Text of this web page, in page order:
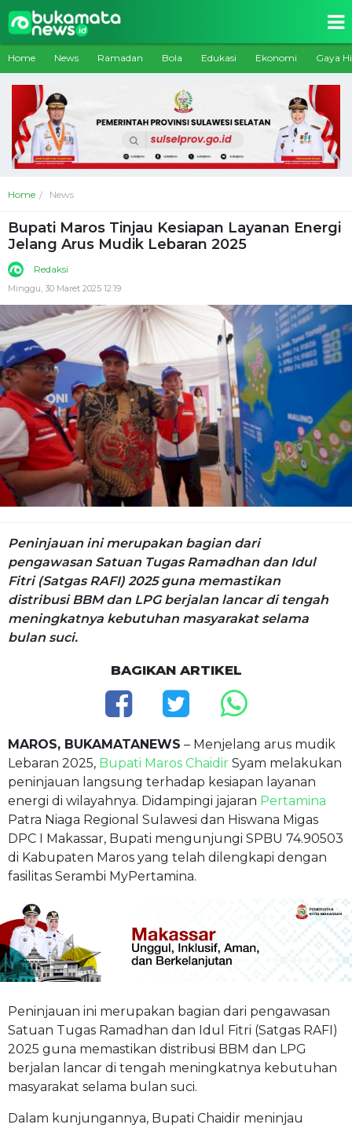
Home News Ramadan Bola Edukasi Ekonomi Gaya
Home News
Bupati Maros Tinjau Kesiapan Layanan Energi
Jelang Arus Mudik Lebaran 2025
Redaksi
Minggu, 30 Maret 2025 12:19
Peninjauan ini merupakan bagian dari
pengawasan Satuan Tugas Ramadhan dan Idul
Fitri (Satgas RAFI) 2025 guna memastikan
distribusi BBM dan LPG berjalan lancar di tengah
meningkatnya kebutuhan masyarakat selama
bulan suci.
BAGIKAN ARTIKEL
MAROS, BUKAMATANEWS – Menjelang arus mudik
Lebaran 2025, Bupati Maros Chaidir Syam melakukan
peninjauan langsung terhadap kesiapan layanan
energi di wilayahnya. Didampingi jajaran Pertamina
Patra Niaga Regional Sulawesi dan Hiswana Migas
DPC I Makassar, Bupati mengunjungi SPBU 74.90503
di Kabupaten Maros yang telah dilengkapi dengan
fasilitas Serambi MyPertamina.
Peninjauan ini merupakan bagian dari pengawasan
Satuan Tugas Ramadhan dan Idul Fitri (Satgas RAFI)
2025 guna memastikan distribusi BBM dan LPG
berjalan lancar di tengah meningkatnya kebutuhan
masyarakat selama bulan suci.
Dalam kunjungannya, Bupati Chaidir meninjau